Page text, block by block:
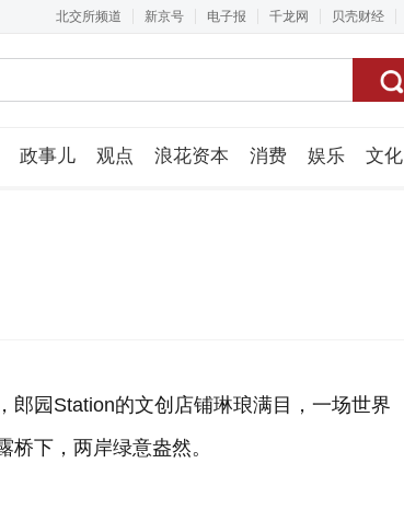
北交所频道 新京号 电子报 千龙网 贝壳财经
政事儿 观点 浪花资本 消费 娱乐 文化
郎园Station的文创店铺琳琅满目，一场世界
下，两岸绿意盎然。